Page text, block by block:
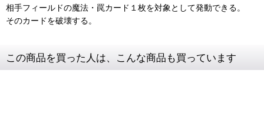
相手フィールドの魔法・罠カード１枚を対象として発動できる。
そのカードを破壊する。
この商品を買った人は、こんな商品も買っています